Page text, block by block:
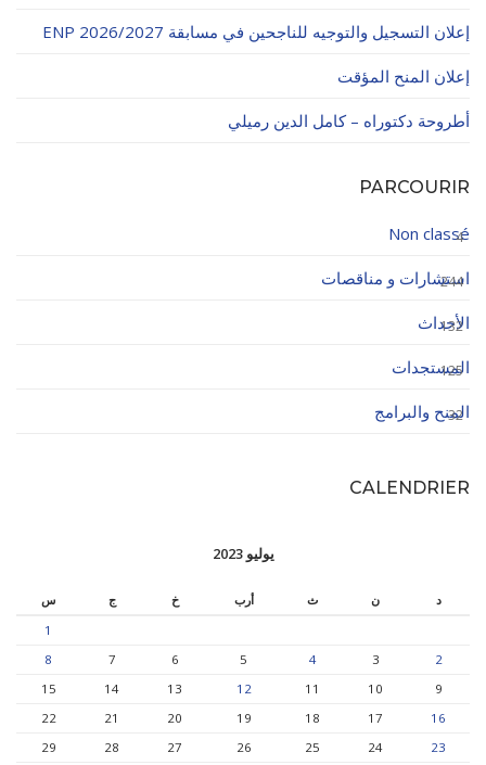
إعلان التسجيل والتوجيه للناجحين في مسابقة ENP 2026/2027
إعلان المنح المؤقت
أطروحة دكتوراه – كامل الدين رميلي
PARCOURIR
Non classé
4
استشارات و مناقصات
244
الأحداث
132
المستجدات
125
المنح والبرامج
32
CALENDRIER
يوليو 2023
د ن ث أرب خ ج
س
1
2
3
4
5
6
7
8
9
10
11
12
13
14
15
16
17
18
19
20
21
22
23
24
25
26
27
28
29